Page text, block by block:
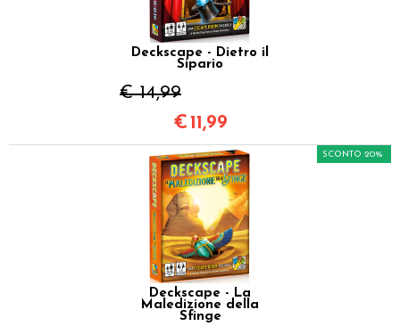
Deckscape - Dietro il
Sipario
€ 14,99
€ 11,99
Deckscape - La
Maledizione della
Sfinge
SCONTO 20%